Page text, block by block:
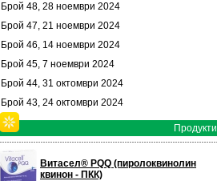
Брой 48, 28 ноември 2024
Брой 47, 21 ноември 2024
Брой 46, 14 ноември 2024
Брой 45, 7 ноември 2024
Брой 44, 31 октомври 2024
Брой 43, 24 октомври 2024
Продукти
Витасел® РQQ (пиролоквинолин
квинон - ПКК)